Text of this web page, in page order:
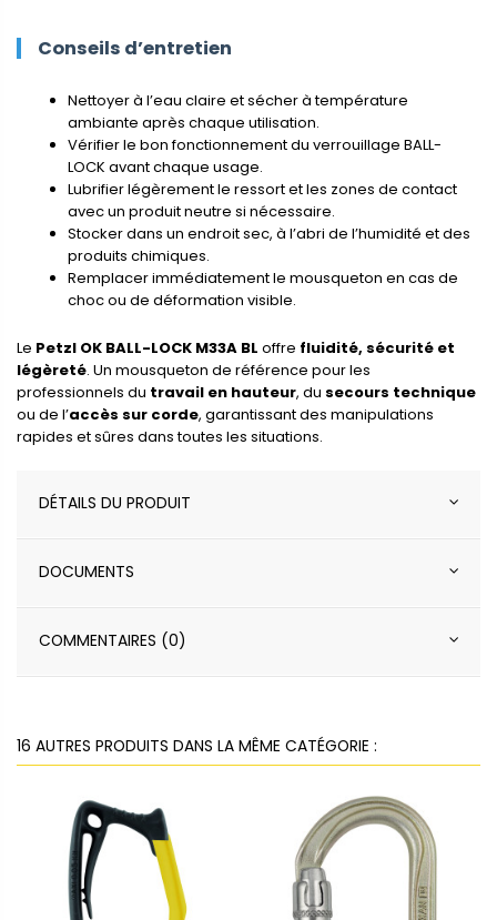
Conseils d’entretien
Nettoyer à l’eau claire et sécher à température
ambiante après chaque utilisation.
Vérifier le bon fonctionnement du verrouillage BALL-
LOCK avant chaque usage.
Lubrifier légèrement le ressort et les zones de contact
avec un produit neutre si nécessaire.
Stocker dans un endroit sec, à l’abri de l’humidité et des
produits chimiques.
Remplacer immédiatement le mousqueton en cas de
choc ou de déformation visible.
Le Petzl OK BALL-LOCK M33A BL offre fluidité, sécurité et
légèreté. Un mousqueton de référence pour les
professionnels du travail en hauteur, du secours technique
ou de l’accès sur corde, garantissant des manipulations
rapides et sûres dans toutes les situations.
DÉTAILS DU PRODUIT
DOCUMENTS
COMMENTAIRES (0)
16 AUTRES PRODUITS DANS LA MÊME CATÉGORIE :